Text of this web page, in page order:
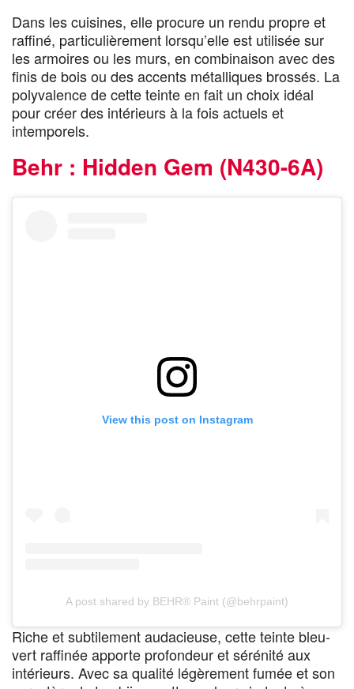
Dans les cuisines, elle procure un rendu propre et
raffiné, particulièrement lorsqu’elle est utilisée sur
les armoires ou les murs, en combinaison avec des
finis de bois ou des accents métalliques brossés. La
polyvalence de cette teinte en fait un choix idéal
pour créer des intérieurs à la fois actuels et
intemporels.
Behr : Hidden Gem (N430-6A)
View this post on Instagram
A post shared by BEHR® Paint (@behrpaint)
Riche et subtilement audacieuse, cette teinte bleu-
vert raffinée apporte profondeur et sérénité aux
intérieurs. Avec sa qualité légèrement fumée et son